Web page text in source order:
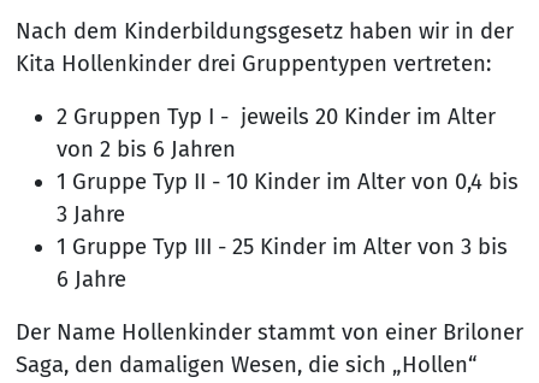
Nach dem Kinderbildungsgesetz haben wir in der
Kita Hollenkinder drei Gruppentypen vertreten:
2 Gruppen Typ I - jeweils 20 Kinder im Alter
von 2 bis 6 Jahren
1 Gruppe Typ II - 10 Kinder im Alter von 0,4 bis
3 Jahre
1 Gruppe Typ III - 25 Kinder im Alter von 3 bis
6 Jahre
Der Name Hollenkinder stammt von einer Briloner
Saga, den damaligen Wesen, die sich „Hollen“